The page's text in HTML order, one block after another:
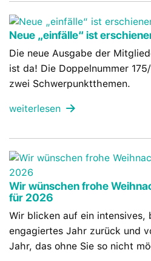
Neue „einfälle“ ist
Die neue Ausgabe der
ist da! Die Doppelnummer
zwei Schwerpunktthemen.
weiterlesen
Wir wünschen frohe
für 2026
Wir blicken auf ein intensives,
engagiertes Jahr zurück und
Jahr, das ohne Sie so nicht